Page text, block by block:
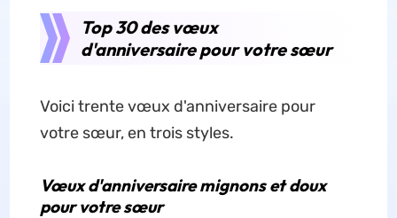
Top 30 des vœux
d'anniversaire pour votre sœur
Voici trente vœux d'anniversaire pour
votre sœur, en trois styles.
Vœux d'anniversaire mignons et doux
pour votre sœur